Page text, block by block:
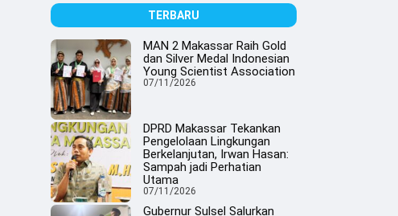
TERBARU
MAN 2 Makassar Raih Gold
dan Silver Medal Indonesian
Young Scientist Association
07/11/2026
DPRD Makassar Tekankan
Pengelolaan Lingkungan
Berkelanjutan, Irwan Hasan:
Sampah jadi Perhatian
Utama
07/11/2026
Gubernur Sulsel Salurkan